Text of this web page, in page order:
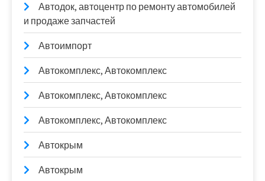
Автодок, автоцентр по ремонту автомобилей
и продаже запчастей
Автоимпорт
Автокомплекс, Автокомплекс
Автокомплекс, Автокомплекс
Автокомплекс, Автокомплекс
Автокрым
Автокрым